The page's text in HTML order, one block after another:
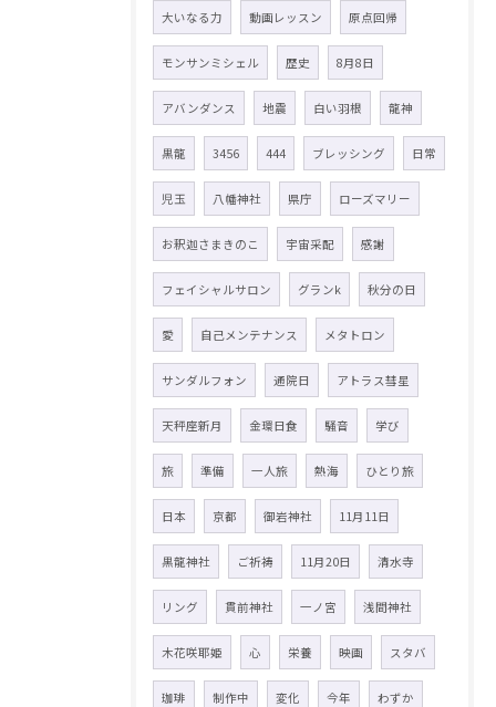
大いなる力 動画レッスン 原点回帰
モンサンミシェル 歴史 8月8日
アバンダンス 地震 白い羽根 龍神
黒龍 3456 444 ブレッシング 日常
児玉 八幡神社 県庁 ローズマリー
お釈迦さまきのこ 宇宙采配 感謝
フェイシャルサロン グランk 秋分の日
愛 自己メンテナンス メタトロン
サンダルフォン 通院日 アトラス彗星
天秤座新月 金環日食 騒音 学び
旅 準備 一人旅 熱海 ひとり旅
日本 京都 御岩神社 11月11日
黒龍神社 ご祈祷 11月20日 清水寺
リング 貫前神社 一ノ宮 浅間神社
木花咲耶姫 心 栄養 映画 スタバ
珈琲 制作中 変化 今年 わずか